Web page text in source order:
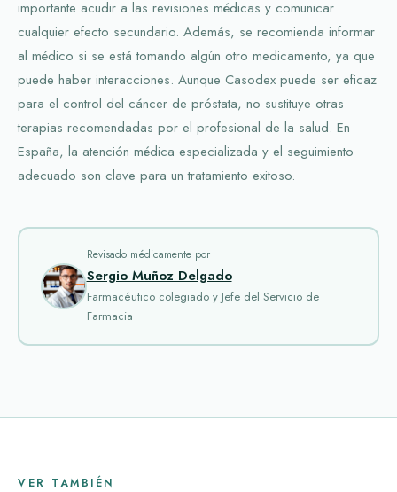
importante acudir a las revisiones médicas y comunicar
cualquier efecto secundario. Además, se recomienda informar
al médico si se está tomando algún otro medicamento, ya que
puede haber interacciones. Aunque Casodex puede ser eficaz
para el control del cáncer de próstata, no sustituye otras
terapias recomendadas por el profesional de la salud. En
España, la atención médica especializada y el seguimiento
adecuado son clave para un tratamiento exitoso.
Revisado médicamente por
Sergio Muñoz Delgado
Farmacéutico colegiado y Jefe del Servicio de
Farmacia
VER TAMBIÉN